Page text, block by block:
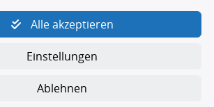
| Avidesweg 1 | 27386 Hemsbünde |
Alle akzeptieren
Einstellungen
Ablehnen